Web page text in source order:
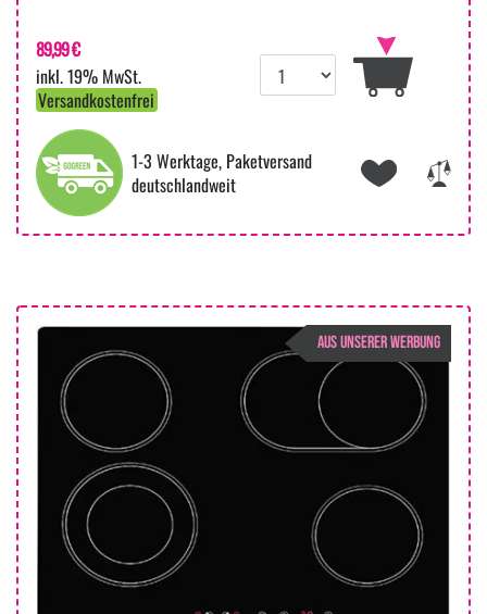
89,99 €
inkl. 19% MwSt.
Versandkostenfrei
1-3 Werktage, Paketversand
deutschlandweit
AUS UNSERER WERBUNG